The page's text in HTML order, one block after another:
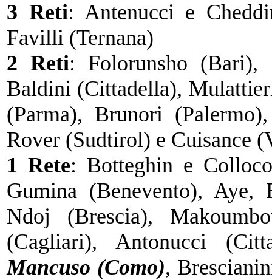
3 Reti: Antenucci e
Favilli (Ternana)
2 Reti: Folorunsho (Bari),
Baldini (Cittadella),
(Parma), Brunori
Rover (Sudtirol) e Cuisance
1 Rete: Botteghin e
Gumina (Benevento),
Ndoj (Brescia),
(Cagliari), Antonucci
Mancuso (Como),